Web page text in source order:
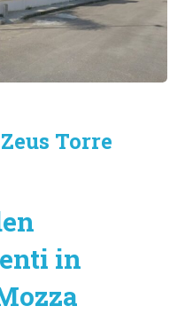
Torre
in